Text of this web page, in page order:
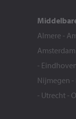
Almere -
Amsterdam
-
Nijmegen -
- Utrecht -